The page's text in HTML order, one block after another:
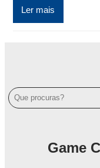
Ler mais
P
e
Game